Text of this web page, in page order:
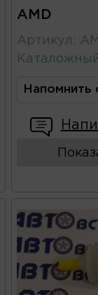
AMD
Артикул :
Напомнить